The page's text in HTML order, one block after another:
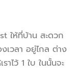
ให้ที่บ้าน สะดวก
เวลา อยู่ไกล ต่าง
าไว้ 1 ใบ ในนั้นจะ